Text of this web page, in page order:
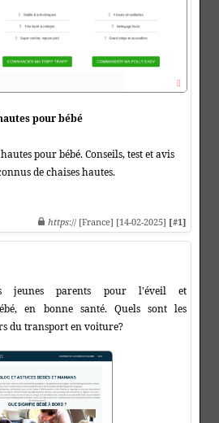
pour bébé
pour bébé. Conseils, test et avis
de chaises hautes.
https:// [France] [14-02-2025] [#1]
jeunes parents pour l'éveil et
en bonne santé. Quels sont les
du transport en voiture?